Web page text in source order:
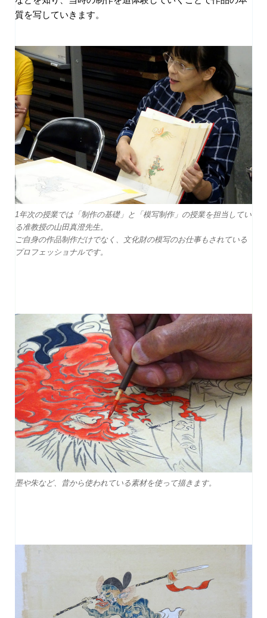
質を写していきます。
1年次の授業では「制作の基礎」と「模写制作」の授業を担当してい
る准教授の山田真澄先生。
ご自身の作品制作だけでなく、文化財の模写のお仕事もされている
プロフェッショナルです。
墨や朱など、昔から使われている素材を使って描きます。